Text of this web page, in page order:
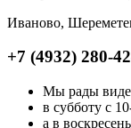
Иваново,
+7 (4932) 280-
Мы рады
в субботу с
а в